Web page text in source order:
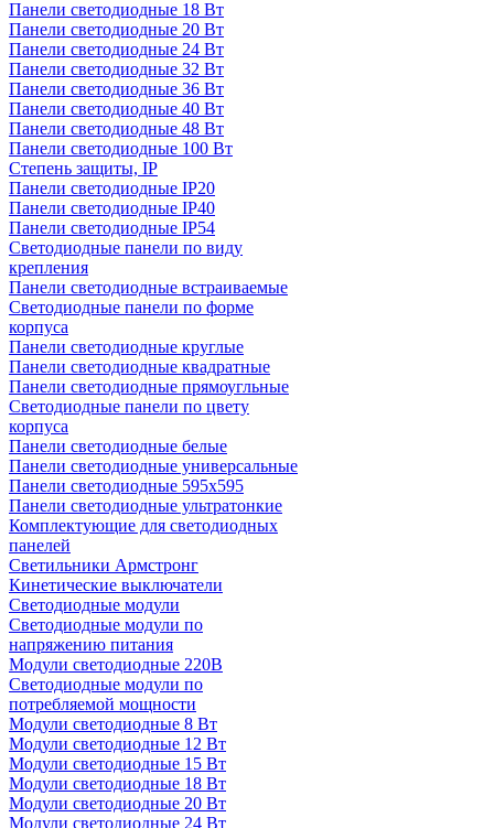
Панели светодиодные 18 Вт
Панели светодиодные 20 Вт
Панели светодиодные 24 Вт
Панели светодиодные 32 Вт
Панели светодиодные 36 Вт
Панели светодиодные 40 Вт
Панели светодиодные 48 Вт
Панели светодиодные 100 Вт
Степень защиты, IP
Панели светодиодные IP20
Панели светодиодные IP40
Панели светодиодные IP54
Светодиодные панели по виду
крепления
Панели светодиодные встраиваемые
Светодиодные панели по форме
корпуса
Панели светодиодные круглые
Панели светодиодные квадратные
Панели светодиодные прямоугльные
Светодиодные панели по цвету
корпуса
Панели светодиодные белые
Панели светодиодные универсальные
Панели светодиодные 595х595
Панели светодиодные ультратонкие
Комплектующие для светодиодных
панелей
Светильники Армстронг
Кинетические выключатели
Светодиодные модули
Светодиодные модули по
напряжению питания
Модули светодиодные 220В
Светодиодные модули по
потребляемой мощности
Модули светодиодные 8 Вт
Модули светодиодные 12 Вт
Модули светодиодные 15 Вт
Модули светодиодные 18 Вт
Модули светодиодные 20 Вт
Модули светодиодные 24 Вт